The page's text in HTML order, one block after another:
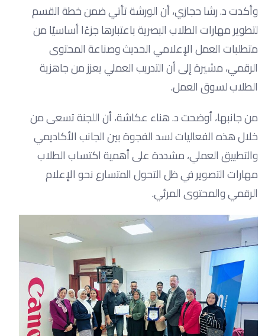
وأكدت د. رشا حجازي، أن الورشة تأتي ضمن خطة القسم
لتطوير مهارات الطلاب البصرية باعتبارها جزءًا أساسيًا من
متطلبات العمل الإعلامي الحديث وصناعة المحتوى
الرقمي، مشيرة إلى أن التدريب العملي يعزز من جاهزية
الطلاب لسوق العمل.
من جانبها، أوضحت د. هناء عكاشة، أن اللجنة تسعى من
خلال هذه الفعاليات لسد الفجوة بين الجانب الأكاديمي
والتطبيق العملي، مشددة على أهمية اكتساب الطلاب
مهارات التصوير في ظل التحول المتسارع نحو الإعلام
الرقمي والمحتوى المرئي.